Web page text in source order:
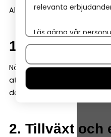
Almi-finansiering dyker ofta
1. Tidig fas
När ett företag
att underlaget är
del av finansieringen –
2. Tillväxt och
relevanta
Läs gärna vår
Om du vill ändra ditt